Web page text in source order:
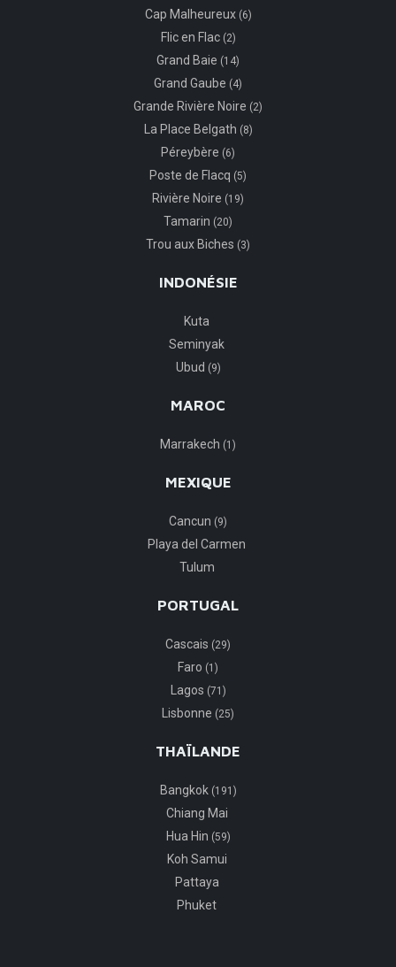
Cap Malheureux (6)
Flic en Flac (2)
Grand Baie (14)
Grand Gaube (4)
Grande Rivière Noire (2)
La Place Belgath (8)
Péreybère (6)
Poste de Flacq (5)
Rivière Noire (19)
Tamarin (20)
Trou aux Biches (3)
INDONÉSIE
Kuta
Seminyak
Ubud (9)
MAROC
Marrakech (1)
MEXIQUE
Cancun (9)
Playa del Carmen
Tulum
PORTUGAL
Cascais (29)
Faro (1)
Lagos (71)
Lisbonne (25)
THAÏLANDE
Bangkok (191)
Chiang Mai
Hua Hin (59)
Koh Samui
Pattaya
Phuket